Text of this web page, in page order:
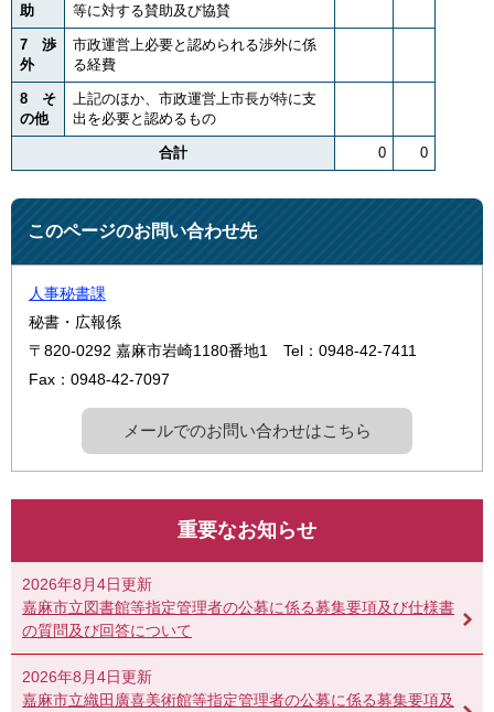
助
等に対する賛助及び協賛
7 渉
外
市政運営上必要と認められる渉外に係
る経費
8 そ
の他
上記のほか、市政運営上市長が特に支
出を必要と認めるもの
合計 0 0
このページのお問い合わせ先
人事秘書課
秘書・広報係
〒820-0292 嘉麻市岩崎1180番地1
Tel：0948-42-7411
Fax：0948-42-7097
メールでのお問い合わせはこちら
重要なお知らせ
2026年8月4日更新
嘉麻市立図書館等指定管理者の公募に係る募集要項及び仕様書
の質問及び回答について
2026年8月4日更新
嘉麻市立織田廣喜美術館等指定管理者の公募に係る募集要項及